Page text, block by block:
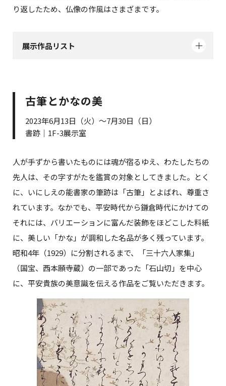
り返したため、仏像の作風はさまざまです。
展示作品リスト
古筆とかなの美
2023年6月13日（火）～7月30日（日）
書跡｜1F-3展示室
人が手ずから書いたものには魂が宿るゆえ、わたしたちの
先人は、その字すがたを鑑賞の対象としてきました。とく
に、いにしえの能書家の筆跡は「古筆」とよばれ、尊重さ
れています。なかでも、平安時代から鎌倉時代にかけての
それには、バリエーションに富んだ装飾をほどこした料紙
に、美しい「かな」が調和した名品が多く残っています。
昭和4年（1929）に分割されるまで、「三十六人家集」
（国宝、西本願寺蔵）の一部であった「石山切」を中心
に、平安貴族の美意識を伝える作品をご覧いただきます。